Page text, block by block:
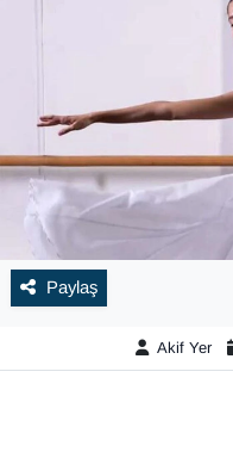
Paylaş
Akif Yer